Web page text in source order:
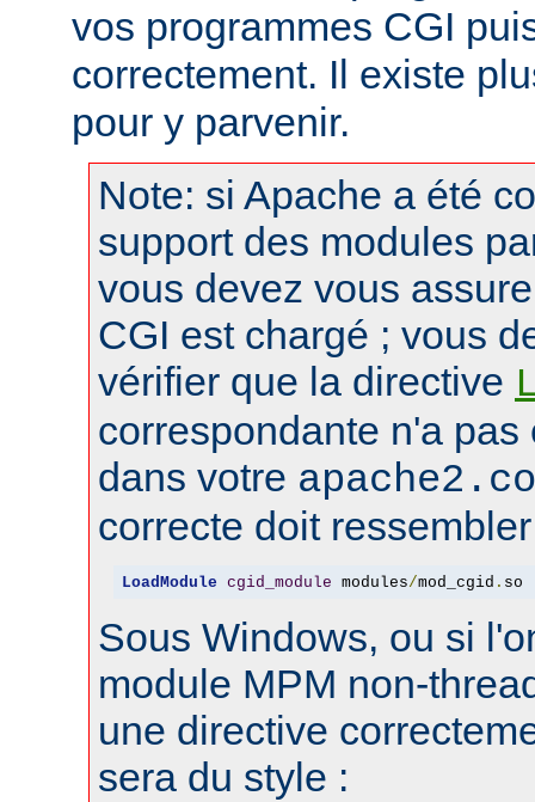
vos programmes CGI
correctement. Il existe
pour y parvenir.
Note: si Apache a été
support des modules
vous devez vous
CGI est chargé ; vous
vérifier que la directive
correspondante n'a pas
dans votre
correcte doit
LoadModule cgid_module modules/mod_cgid . so
Sous Windows, ou si
module MPM non-
une directive
sera du style :